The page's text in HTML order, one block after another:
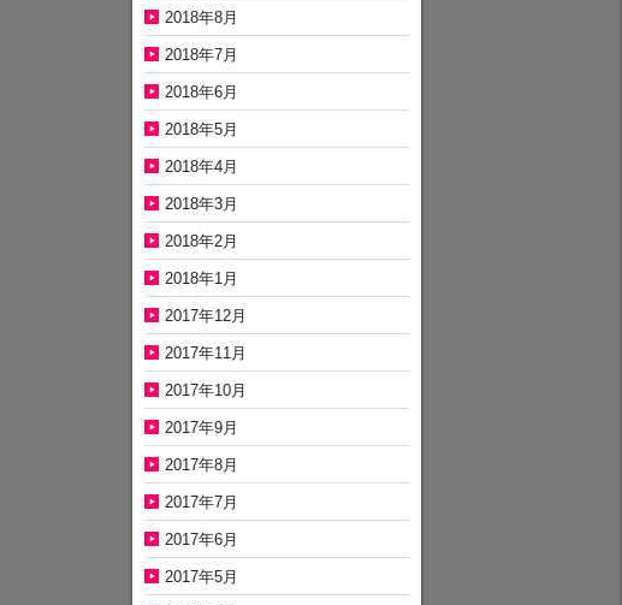
2018年8月
2018年7月
2018年6月
2018年5月
2018年4月
2018年3月
2018年2月
2018年1月
2017年12月
2017年11月
2017年10月
2017年9月
2017年8月
2017年7月
2017年6月
2017年5月